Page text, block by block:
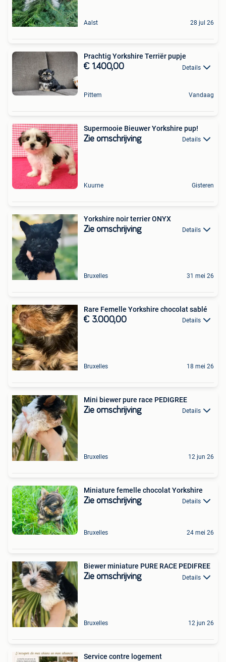
Aalst 28 jul 26
Prachtig Yorkshire Terriër pupje
€ 1.400,00 Details
Pittem Vandaag
Supermooie Bieuwer Yorkshire pup!
Zie omschrijving Details
Kuurne Gisteren
Yorkshire noir terrier ONYX
Zie omschrijving Details
Bruxelles 31 mei 26
Rare Femelle Yorkshire chocolat sablé
€ 3.000,00 Details
Bruxelles 18 mei 26
Mini biewer pure race PEDIGREE
Zie omschrijving Details
Bruxelles 12 jun 26
Miniature femelle chocolat Yorkshire
Zie omschrijving Details
Bruxelles 24 mei 26
Biewer miniature PURE RACE PEDIFREE
Zie omschrijving Details
Bruxelles 12 jun 26
Service contre logement